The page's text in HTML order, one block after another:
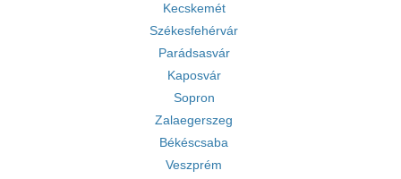
Kecskemét
Székesfehérvár
Parádsasvár
Kaposvár
Sopron
Zalaegerszeg
Békéscsaba
Veszprém